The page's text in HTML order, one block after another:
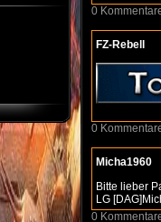
0
FZ-Rebell
0
Micha1960
Bitte lieber
LG
0